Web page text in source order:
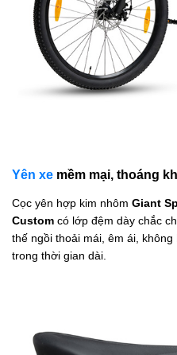
Yên xe mềm mại, thoáng
Cọc yên hợp kim nhôm Giant
Custom có lớp đệm dày chắc
thế ngồi thoải mái, êm ái,
trong thời gian dài.